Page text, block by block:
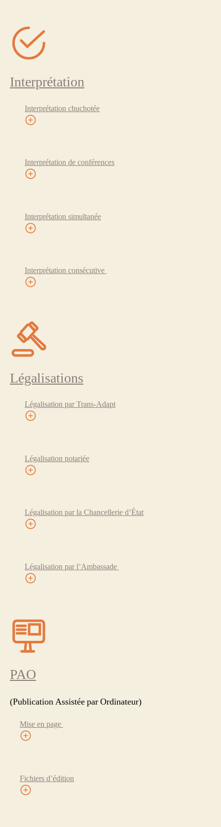
Interprétation
Interprétation chuchotée
Interprétation de conférences
Interprétation simultanée
Interprétation consécutive
Légalisations
Légalisation par Trans-Adapt
Légalisation notariée
Légalisation par la Chancellerie d’État
Légalisation par l’Ambassade
PAO
(Publication Assistée par Ordinateur)
Mise en page
Fichiers d’édition